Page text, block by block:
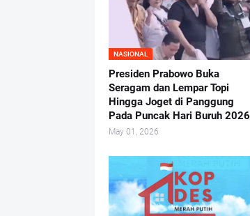
NASIONAL
Presiden Prabowo Buka
Seragam dan Lempar Topi
Hingga Joget di Panggung
Pada Puncak Hari Buruh 2026
May 01, 2026